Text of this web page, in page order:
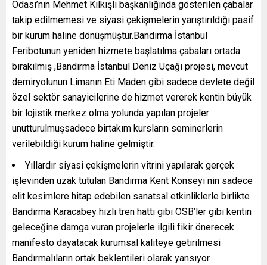
Odası’nın Mehmet Kılkışlı başkanlığında gösterilen çabalar
takip edilmemesi ve siyasi çekişmelerin yarıştırıldığı pasif
bir kurum haline dönüşmüştür.Bandırma İstanbul
Feribotunun yeniden hizmete başlatılma çabaları ortada
bırakılmış ,Bandırma İstanbul Deniz Uçağı projesi, mevcut
demiryolunun Limanın Eti Maden gibi sadece devlete değil
özel sektör sanayicilerine de hizmet vererek kentin büyük
bir lojistik merkez olma yolunda yapılan projeler
unutturulmuşsadece birtakım kursların seminerlerin
verilebildiği kurum haline gelmiştir.
Yıllardır siyasi çekişmelerin vitrini yapılarak gerçek
işlevinden uzak tutulan Bandırma Kent Konseyi nin sadece
elit kesimlere hitap edebilen sanatsal etkinliklerle birlikte
Bandırma Karacabey hızlı tren hattı gibi OSB’ler gibi kentin
geleceğine damga vuran projelerle ilgili fikir önerecek
manifesto dayatacak kurumsal kaliteye getirilmesi
Bandırmalıların ortak beklentileri olarak yansıyor